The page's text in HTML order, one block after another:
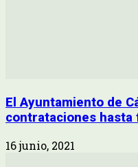
El Ayuntamiento de
contrataciones hasta
16 junio, 2021